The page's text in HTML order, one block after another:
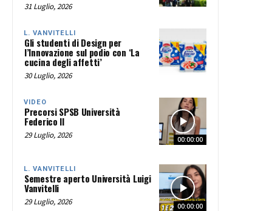
31 Luglio, 2026
L. VANVITELLI
Gli studenti di Design per
l’Innovazione sul podio con ‘La
cucina degli affetti’
30 Luglio, 2026
00:00:00
VIDEO
Precorsi SPSB Università
Federico II
29 Luglio, 2026
00:00:00
L. VANVITELLI
Semestre aperto Università Luigi
Vanvitelli
29 Luglio, 2026